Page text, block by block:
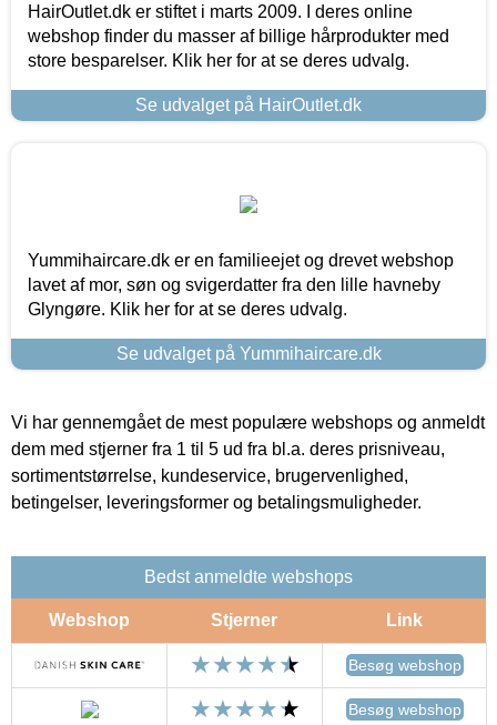
HairOutlet.dk er stiftet i marts 2009. I deres online
webshop finder du masser af billige hårprodukter med
store besparelser. Klik her for at se deres udvalg.
Se udvalget på HairOutlet.dk
Yummihaircare.dk er en familieejet og drevet webshop
lavet af mor, søn og svigerdatter fra den lille havneby
Glyngøre. Klik her for at se deres udvalg.
Se udvalget på Yummihaircare.dk
Vi har gennemgået de mest populære webshops og anmeldt
dem med stjerner fra 1 til 5 ud fra bl.a. deres prisniveau,
sortimentstørrelse, kundeservice, brugervenlighed,
betingelser, leveringsformer og betalingsmuligheder.
Bedst anmeldte webshops
Webshop Stjerner Link
Besøg webshop
Besøg webshop